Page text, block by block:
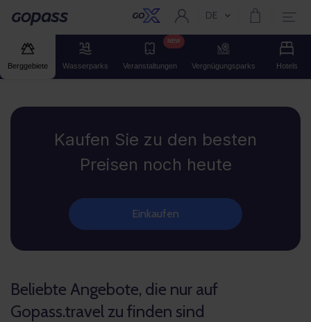
Gopass Aktuelle Sprache:
DE
Berggebiete Wasserparks Veranstaltungen
NEW
Vergnügungsparks Hotels
Kaufen Sie zu den besten
Preisen noch heute
Einkaufen
Beliebte Angebote, die nur auf
Gopass.travel zu finden sind